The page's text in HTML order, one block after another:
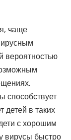
чаще
вероятностью
способствует
детей в таких
с хорошим
вирусы быстро